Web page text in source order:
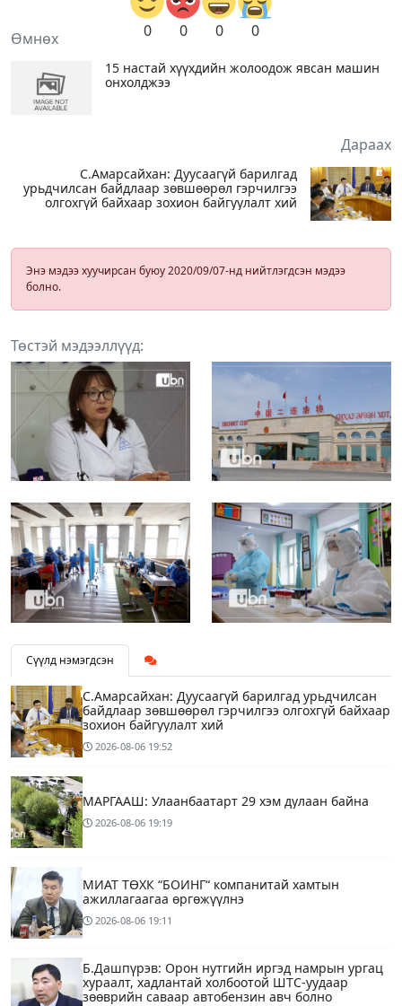
0 0 0 0
Өмнөх
15 настай хүүхдийн жолоодож явсан машин
онхолджээ
Дараах
С.Амарсайхан: Дуусаагүй барилгад
урьдчилсан байдлаар зөвшөөрөл гэрчилгээ
олгохгүй байхаар зохион байгуулалт хий
Энэ мэдээ хуучирсан буюу 2020/09/07-нд нийтлэгдсэн мэдээ
болно.
Төстэй мэдээллүүд:
Сүүлд нэмэгдсэн
С.Амарсайхан: Дуусаагүй барилгад урьдчилсан
байдлаар зөвшөөрөл гэрчилгээ олгохгүй байхаар
зохион байгуулалт хий
2026-08-06 19:52
МАРГААШ: Улаанбаатарт 29 хэм дулаан байна
2026-08-06 19:19
МИАТ ТӨХК “БОИНГ“ компанитай хамтын
ажиллагаагаа өргөжүүлнэ
2026-08-06 19:11
Б.Дашпүрэв: Орон нутгийн иргэд намрын ургац
хураалт, хадлантай холбоотой ШТС-уудаар
зөөврийн саваар автобензин авч болно